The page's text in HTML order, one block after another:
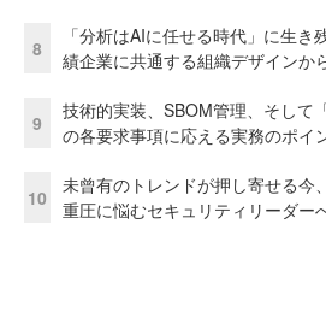
8
「分析はAIに任せる時代」に生
績企業に共通する組織デザインか
9
技術的実装、SBOM管理、そし
の各要求事項に応える実務のポイ
10
未曾有のトレンドが押し寄せる今
重圧に悩むセキュリティリーダー